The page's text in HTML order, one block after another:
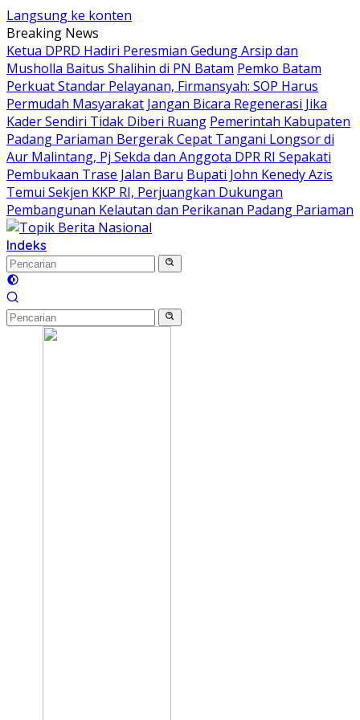
Langsung ke konten
Breaking News
Ketua DPRD Hadiri Peresmian Gedung Arsip dan
Musholla Baitus Shalihin di PN Batam Pemko Batam
Perkuat Standar Pelayanan, Firmansyah: SOP Harus
Permudah Masyarakat Jangan Bicara Regenerasi Jika
Kader Sendiri Tidak Diberi Ruang Pemerintah Kabupaten
Padang Pariaman Bergerak Cepat Tangani Longsor di
Aur Malintang, Pj Sekda dan Anggota DPR RI Sepakati
Pembukaan Trase Jalan Baru Bupati John Kenedy Azis
Temui Sekjen KKP RI, Perjuangkan Dukungan
Pembangunan Kelautan dan Perikanan Padang Pariaman
Indeks